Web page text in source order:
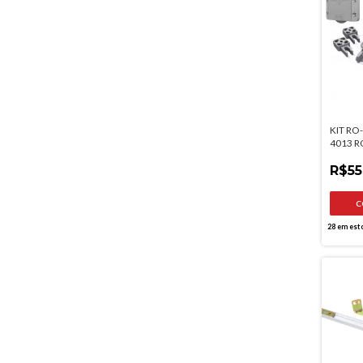
KIT
4013
28em